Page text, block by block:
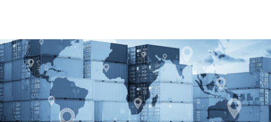
global-supply-chain